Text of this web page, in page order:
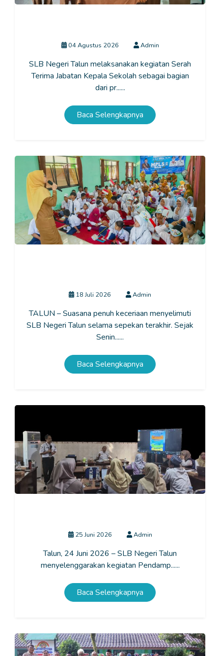
04 Agustus 2026 Admin
SLB Negeri Talun melaksanakan kegiatan Serah
Terima Jabatan Kepala Sekolah sebagai bagian
dari pr......
Baca Selengkapnya
18 Juli 2026 Admin
TALUN – Suasana penuh keceriaan menyelimuti
SLB Negeri Talun selama sepekan terakhir. Sejak
Senin......
Baca Selengkapnya
25 Juni 2026 Admin
Talun, 24 Juni 2026 – SLB Negeri Talun
menyelenggarakan kegiatan Pendamp......
Baca Selengkapnya